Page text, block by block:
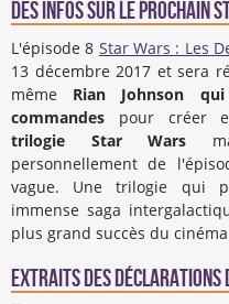
Des infos sur le prochain
L'épisode 8 Star Wars : Les
13 décembre 2017 et sera
même Rian Johnson
commandes pour créer
trilogie Star Wars
personnellement de
vague. Une trilogie qui
immense saga
plus grand succès du
Extraits des déclarations